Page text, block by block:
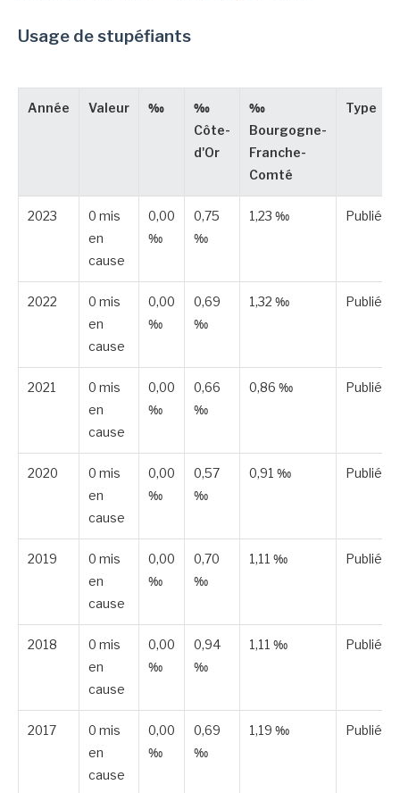
Usage de stupéfiants
Année Valeur ‰
‰
Côte-
d'Or
‰
Bourgogne-
Franche-
Comté
Type
2023
0 mis
en
cause
0,00
‰
0,75
‰
1,23 ‰ Publiée
2022
0 mis
en
cause
0,00
‰
0,69
‰
1,32 ‰ Publiée
2021
0 mis
en
cause
0,00
‰
0,66
‰
0,86 ‰ Publiée
2020
0 mis
en
cause
0,00
‰
0,57
‰
0,91 ‰ Publiée
2019
0 mis
en
cause
0,00
‰
0,70
‰
1,11 ‰ Publiée
2018
0 mis
en
cause
0,00
‰
0,94
‰
1,11 ‰ Publiée
2017
0 mis
en
cause
0,00
‰
0,69
‰
1,19 ‰ Publiée